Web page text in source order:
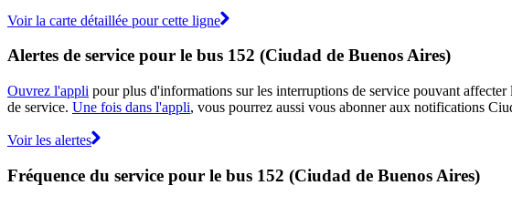
Voir la carte détaillée pour cette ligne
Alertes de service pour le bus 152 (Ciudad de Buenos Aires)
Ouvrez l'appli pour plus d'informations sur les interruptions de service pouvant
de service. Une fois dans l'appli, vous pourrez aussi vous abonner aux notifications
Voir les alertes
Fréquence du service pour le bus 152 (Ciudad de Buenos Aires)